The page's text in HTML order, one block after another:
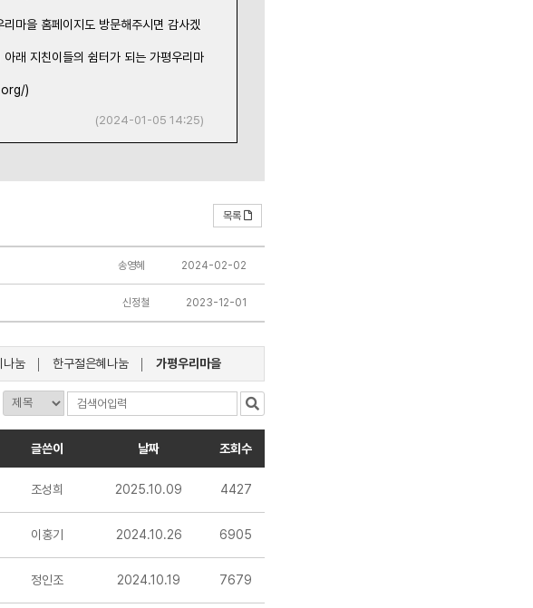
마을 홈페이지도 방문해주시면 감사겠
래 지친이들의 쉼터가 되는 가평우리마
)
(2024-01-05 14:25)
목록
2024-02-02
송영혜
2023-12-01
신정철
나눔 한구절은혜나눔 가평우리마을
글쓴이 날짜 조회수
조성희 2025.10.09 4427
이홍기 2024.10.26 6905
정인조 2024.10.19 7679